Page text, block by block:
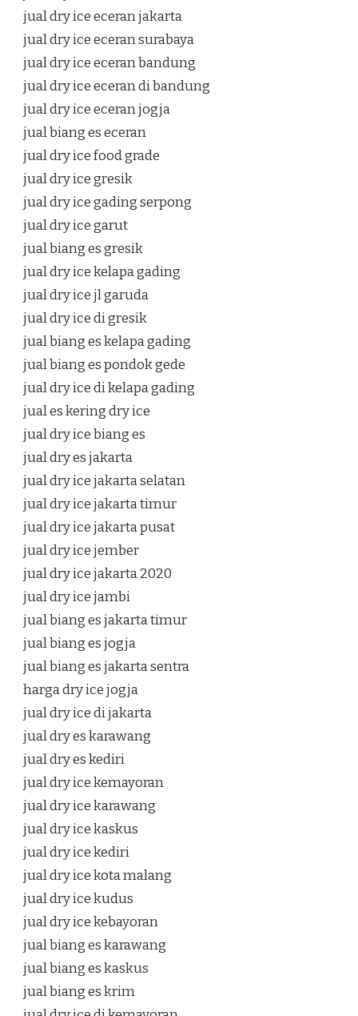
jual dry ice eceran jakarta
jual dry ice eceran surabaya
jual dry ice eceran bandung
jual dry ice eceran di bandung
jual dry ice eceran jogja
jual biang es eceran
jual dry ice food grade
jual dry ice gresik
jual dry ice gading serpong
jual dry ice garut
jual biang es gresik
jual dry ice kelapa gading
jual dry ice jl garuda
jual dry ice di gresik
jual biang es kelapa gading
jual biang es pondok gede
jual dry ice di kelapa gading
jual es kering dry ice
jual dry ice biang es
jual dry es jakarta
jual dry ice jakarta selatan
jual dry ice jakarta timur
jual dry ice jakarta pusat
jual dry ice jember
jual dry ice jakarta 2020
jual dry ice jambi
jual biang es jakarta timur
jual biang es jogja
jual biang es jakarta sentra
harga dry ice jogja
jual dry ice di jakarta
jual dry es karawang
jual dry es kediri
jual dry ice kemayoran
jual dry ice karawang
jual dry ice kaskus
jual dry ice kediri
jual dry ice kota malang
jual dry ice kudus
jual dry ice kebayoran
jual biang es karawang
jual biang es kaskus
jual biang es krim